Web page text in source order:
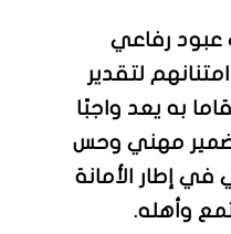
عبود رفاعي
لتقدير
به يعد واجبًا
ضمير مهني وحس
إطار الأمانة
وأهله.